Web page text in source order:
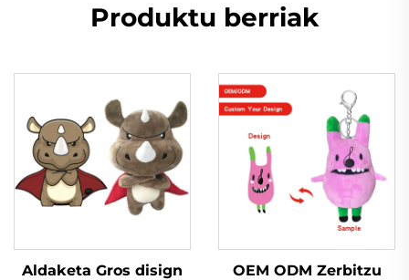
Produktu berriak
Aldaketa Gros disign
OEM ODM Zerbitzu